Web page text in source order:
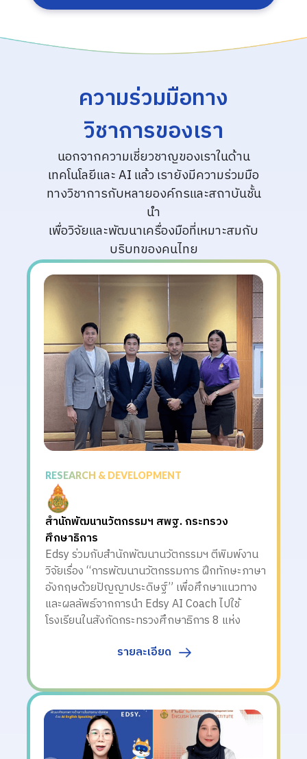
ความร่วมมือทาง
วิชาการของเรา
นอกจากความเชี่ยวชาญของเราในด้าน
เทคโนโลยีและ AI แล้ว เรายังมีความร่วมมือ
ทางวิชาการกับหลายองค์กรและสถาบันชั้น
นำ
เพื่อวิจัยและพัฒนาเครื่องมือที่เหมาะสมกับ
บริบทของคนไทย
RESEARCH & DEVELOPMENT
สำนักพัฒนานวัตกรรมฯ สพฐ. กระทรวง
ศึกษาธิการ
Edsy ร่วมกับสำนักพัฒนานวัตกรรมฯ ตีพิมพ์งาน
วิจัยเรื่อง “การพัฒนานวัตกรรมการ ฝึกทักษะภาษา
อังกฤษด้วยปัญญาประดิษฐ์” เพื่อศึกษาแนวทาง
และผลลัพธ์จากการนำ Edsy AI Coach ไปใช้
โรงเรียนในสังกัดกระทรวงศึกษาธิการ 8 แห่ง
รายละเอียด